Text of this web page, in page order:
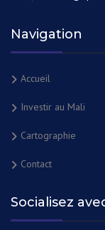
Navigation
Accueil
Investir au Mali
Cartographie
Contact
Socialisez